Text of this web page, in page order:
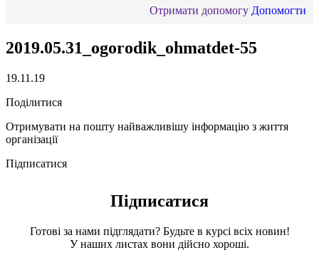
Отримати допомогу Допомогти
2019.05.31_ogorodik_ohmatdet-55
19.11.19
Поділитися
Отримувати на пошту найважливішу інформацію з життя
організації
Підписатися
Підписатися
Готові за нами підглядати? Будьте в курсі всіх новин!
У наших листах вони дійсно хороші.